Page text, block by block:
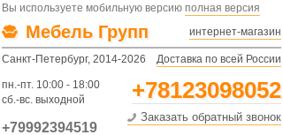
Вы используете мобильную версию полная версия
Мебель Групп интернет-магазин
Санкт-Петербург, 2014-2026 Доставка по всей России
пн.-пт. 10:00 - 18:00
сб.-вс. выходной
+78123098052
+79992394519
Заказать обратный звонок